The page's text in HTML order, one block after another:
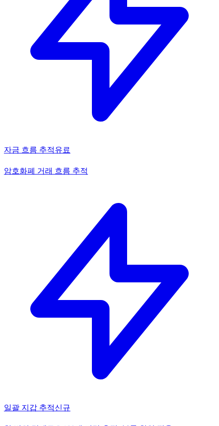
자금 흐름 추적유료
암호화폐 거래 흐름 추적
일괄 지갑 추적신규